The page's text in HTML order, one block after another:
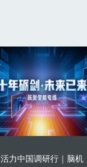
活力中国调研行｜脑机